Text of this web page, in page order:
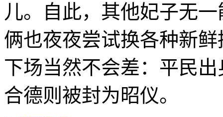
儿。自此，其他妃子无
俩也夜夜尝试换各种新
下场当然不会差：平民
合德则被封为昭仪。